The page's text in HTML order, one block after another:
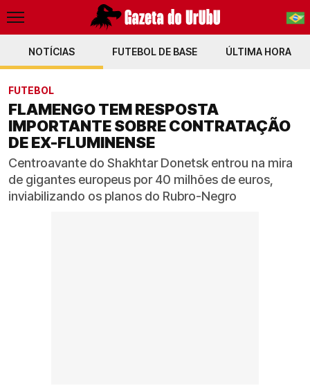
PT-BR
NOTÍCIAS FUTEBOL DE BASE ÚLTIMA HORA
FUTEBOL
FLAMENGO TEM RESPOSTA
IMPORTANTE SOBRE CONTRATAÇÃO
DE EX-FLUMINENSE
Centroavante do Shakhtar Donetsk entrou na mira
de gigantes europeus por 40 milhões de euros,
inviabilizando os planos do Rubro-Negro